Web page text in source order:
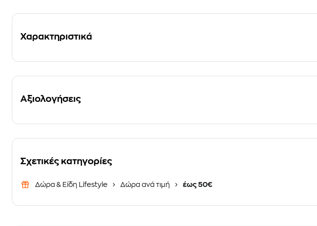
Χαρακτηριστικά
Αξιολογήσεις
Σχετικές κατηγορίες
Δώρα & Είδη Lifestyle Δώρα ανά τιμή έως 50€